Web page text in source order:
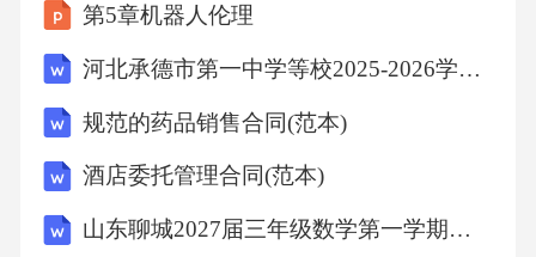
必将无所收获，不属于二十四孝成语故事，B项
错误。故选ACD。知识点：思想道德素养6、耕
地的承包期为（）年。
A、二十
B、三十
第5章机器人伦理
河北承德市第一中学等校2025-2026学年高二下学期5月期中生物试题(文字版含答案)
规范的药品销售合同(范本)
酒店委托管理合同(范本)
山东聊城2027届三年级数学第一学期期末综合测试模拟试题含解析